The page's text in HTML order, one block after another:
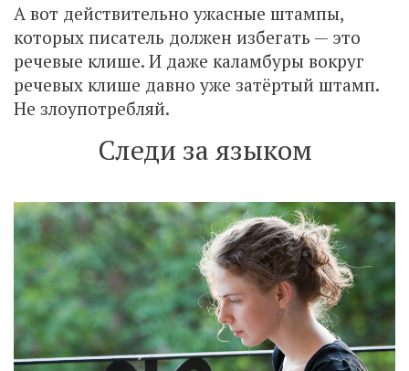
А вот действительно ужасные штампы,
которых писатель должен избегать — это
речевые клише. И даже каламбуры вокруг
речевых клише давно уже затёртый штамп.
Не злоупотребляй.
Следи за языком